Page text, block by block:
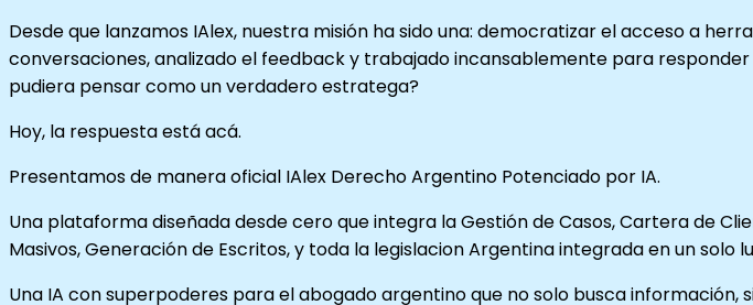
Desde que lanzamos IAlex, nuestra misión ha sido una: democratizar el acceso a
conversaciones, analizado el feedback y trabajado incansablemente para
pudiera pensar como un verdadero estratega?
Hoy, la respuesta está acá.
Presentamos de manera oficial IAlex Derecho Argentino Potenciado por IA.
Una plataforma diseñada desde cero que integra la Gestión de Casos, Cartera de
Masivos, Generación de Escritos, y toda la legislacion Argentina integrada en un
Una IA con superpoderes para el abogado argentino que no solo busca información,